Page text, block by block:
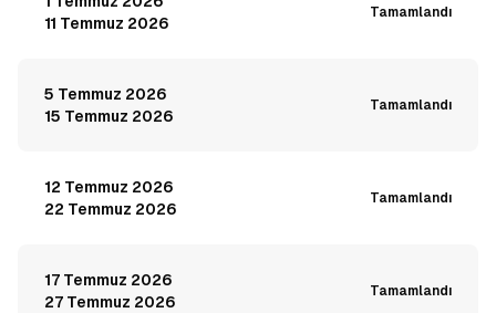
11 Temmuz 2026
Tamamlandı
5 Temmuz 2026
15 Temmuz 2026
Tamamlandı
12 Temmuz 2026
22 Temmuz 2026
Tamamlandı
17 Temmuz 2026
27 Temmuz 2026
Tamamlandı